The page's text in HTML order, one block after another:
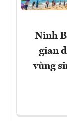
Ninh
gian
vùng